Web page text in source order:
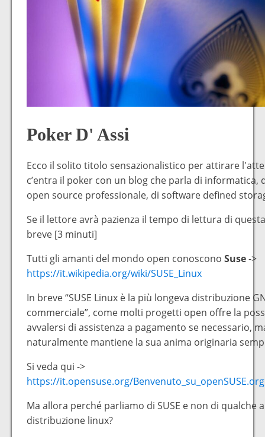
Poker D' Assi
Ecco il solito titolo sensazionalistico per attirare
c’entra il poker con un blog che parla di informatica,
open source professionale, di software defined
Se il lettore avrà pazienza il tempo di lettura di
breve [3 minuti]
Tutti gli amanti del mondo open conoscono Suse->
https://it.wikipedia.org/wiki/SUSE_Linux
In breve “SUSE Linux è la più longeva distribuzione
commerciale”, come molti progetti open offre la
avvalersi di assistenza a pagamento se necessario,
naturalmente mantiene la sua anima originaria
Si veda qui ->
https://it.opensuse.org/Benvenuto_su_openSUSE.org
Ma allora perché parliamo di SUSE e non di qualche
distribuzione linux?